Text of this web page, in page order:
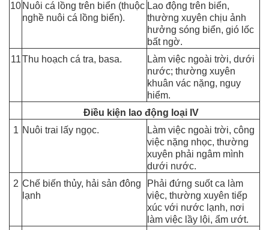
10 Nuôi cá lồng trên biển (thuộc
nghề nuôi cá lồng biển).
Lao động trên biển,
thường xuyên chịu ảnh
hưởng sóng biển, gió lốc
bất ngờ.
11Thu hoạch cá tra, basa.
Làm việc ngoài trời, dưới
nước; thường xuyên
khuân vác nặng, nguy
hiểm.
Điều kiện lao động loại IV
1 Nuôi trai lấy ngọc.
Làm việc ngoài trời, công
việc nặng nhọc, thường
xuyên phải ngâm mình
dưới nước.
2 Chế biến thủy, hải sản đông
lạnh
Phải đứng suốt ca làm
việc, thường xuyên tiếp
xúc với nước lạnh, nơi
làm việc lầy lội, ẩm ướt.